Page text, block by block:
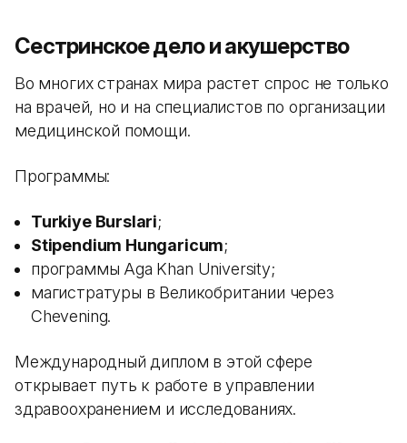
Сестринское дело и акушерство
Во многих странах мира растет спрос не только
на врачей, но и на специалистов по организации
медицинской помощи.
Программы:
Turkiye Burslari;
Stipendium Hungaricum;
программы Aga Khan University;
магистратуры в Великобритании через
Chevening.
Международный диплом в этой сфере
открывает путь к работе в управлении
здравоохранением и исследованиях.